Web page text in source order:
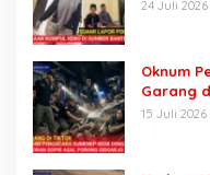
24 Juli 2026
Oknum
Garang
Dengan
15 Juli 2026